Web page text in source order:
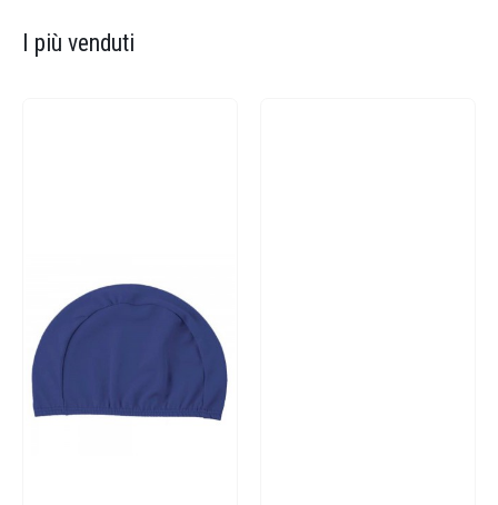
I più venduti